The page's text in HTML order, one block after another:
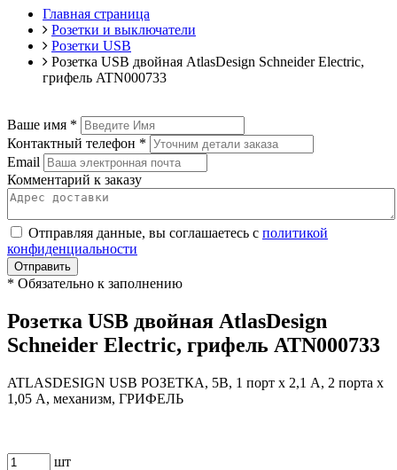
Главная страница
Розетки и выключатели
Розетки USB
Розетка USB двойная AtlasDesign Schneider Electric,
грифель ATN000733
Ваше имя *
Контактный телефон *
Email
Комментарий к заказу
Отправляя данные, вы соглашаетесь с политикой
конфиденциальности
Отправить
* Обязательно к заполнению
Розетка USB двойная AtlasDesign
Schneider Electric, грифель ATN000733
ATLASDESIGN USB РОЗЕТКА, 5В, 1 порт x 2,1 А, 2 порта х
1,05 А, механизм, ГРИФЕЛЬ
шт